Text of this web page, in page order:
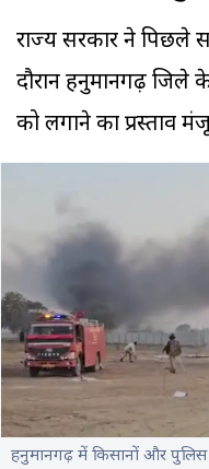
राज्य सरकार ने पिछले
दौरान हनुमानगढ़ जिले के
को लगाने का प्रस्ताव
हनुमानगढ़ में किसानों और